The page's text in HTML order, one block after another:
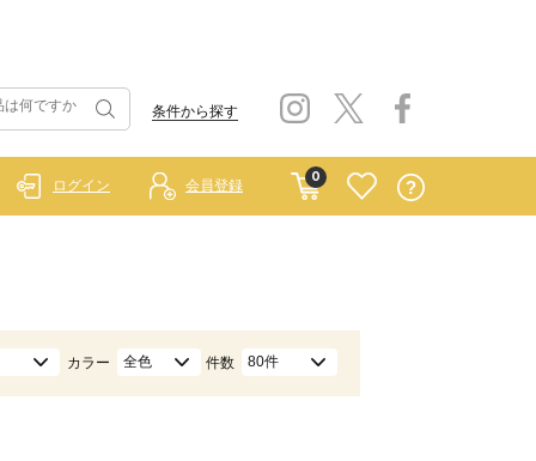
条件から探す
0
ログイン 会員登録
カラー 全色 件数 80件